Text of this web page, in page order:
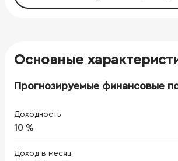
Основные
Прогнозируемые финансовые
Доходность
10 %
Доход в месяц